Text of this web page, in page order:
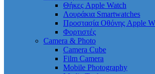
Θήκες Apple Watch
Λουράκια Smartwatches
Προστασία Οθόνης Apple
Φορτιστές
Camera & Photo
Camera Cube
Film Camera
Mobile Photography